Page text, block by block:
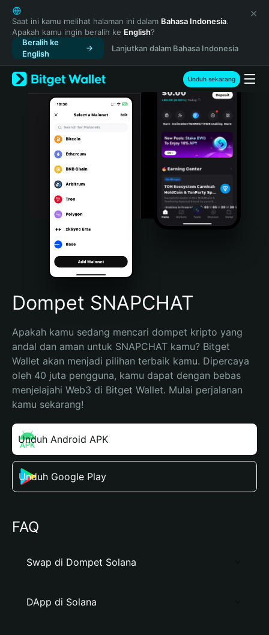
English
日本語
Tiếng Việt
Русский
Español (Latinoamérica)
Türkçe
Italiano
Português (Portugal)
Bahasa Indonesia
Português (Brasil)
Español (Argentina)
Saat ini kamu melihat halaman ini dalam Bahasa Indonesia.
Apakah kamu ingin beralih ke English?
Beralih ke
English
Lanjutkan dalam Bahasa Indonesia
Unduh sekarang
Dompet SNAPCHAT
Apakah kamu sedang mencari dompet kripto yang
andal dan aman untuk SNAPCHAT kamu? Bitget
Wallet akan menjadi pilihan terbaik kamu. Dipercaya
oleh 40 juta pengguna, kamu dapat dengan bebas
menjelajahi Web3 di Bitget Wallet. Mulai perjalanan
kamu sekarang!
Unduh Android APK
Unduh Google Play
FAQ
Swap di Dompet Solana
DApp di Solana